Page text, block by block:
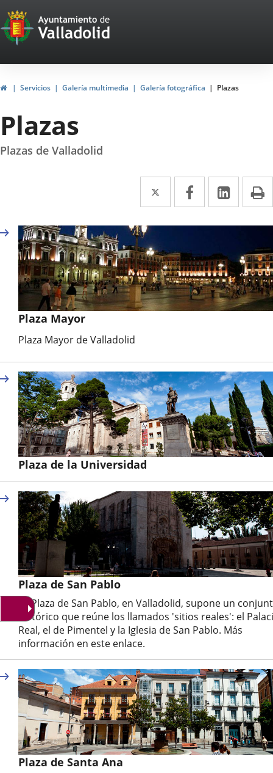
Portal
Web
del
Ayuntamiento
de
Valladolid
HomeServicios Galería multimedia Galería fotográfica Plazas
Plazas
Plazas de Valladolid
Twitter
Enlace
a
una
aplicación
externa.
Facebook
Enlace
a
una
aplicación
externa.
Enlace
a
una
Plaza Mayor
Plaza Mayor de Valladolid
Plaza de la Universidad
Plaza de San Pablo
La Plaza de San Pablo, en Valladolid, supone un
histórico que reúne los llamados 'sitios reales': el
Real, el de Pimentel y la Iglesia de San Pablo. Más
información en este enlace.
Plaza de Santa Ana